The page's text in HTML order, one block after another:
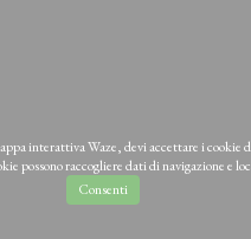
interattiva Waze, devi accettare i cookie
possono raccogliere dati di navigazione e
Consenti